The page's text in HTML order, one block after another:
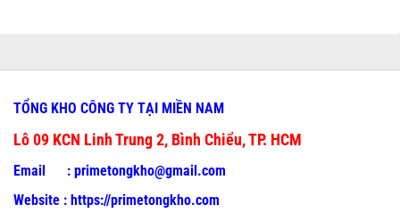
TỔNG KHO CÔNG TY TẠI MIỀN NAM
Lô 09 KCN Linh Trung 2, Bình Chiểu, TP. HCM
Email : primetongkho@gmail.com
Website : https://primetongkho.com